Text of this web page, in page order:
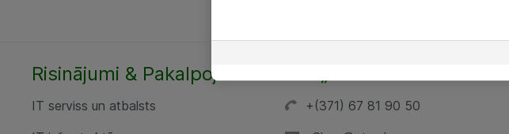
Risinājumi & Pakalpojumi
IT serviss un atbalsts
+(371) 67 81 90 50